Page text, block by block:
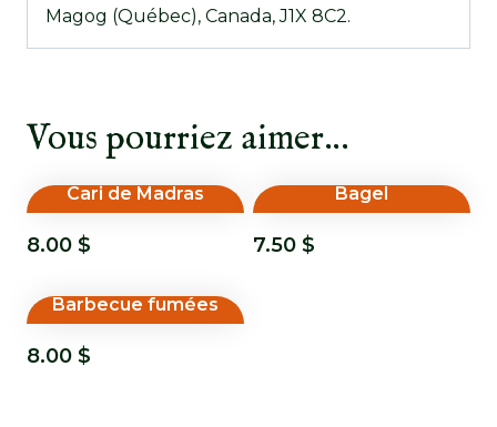
Magog (Québec), Canada, J1X 8C2.
Vous pourriez aimer…
Cari de Madras
8.00 $
Bagel
7.50 $
Barbecue fumées
8.00 $